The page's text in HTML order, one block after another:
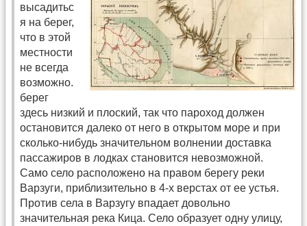
высадитьс
я на берег,
что в этой
местности
не всегда
возможно.
берег
здесь низкий и плоский, так что пароход должен
остановится далеко от него в открытом море и при
сколько-нибудь значительном волнении доставка
пассажиров в лодках становится невозможной.
Само село расположено на правом берегу реки
Варзуги, приблизительно в 4-х верстах от ее устья.
Против села в Варзугу впадает довольно
значительная река Кица. Село образует одну улицу,